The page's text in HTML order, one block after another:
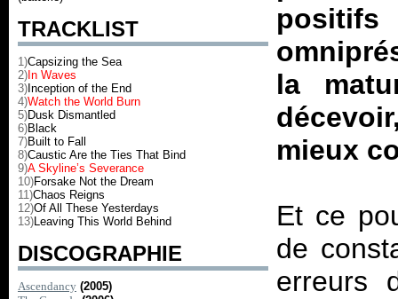
TRACKLIST
1)Capsizing the Sea
2) In Waves
3) Inception of the End
4)Watch the World Burn
5)Dusk Dismantled
6)Black
7)Built to Fall
8)Caustic Are the Ties That Bind
9)A Skyline’s Severance
10)Forsake Not the Dream
11)Chaos Reigns
12)Of All These Yesterdays
13)Leaving This World Behind
DISCOGRAPHIE
Ascendancy (2005)
la
mieux
Et ce
de
erreurs